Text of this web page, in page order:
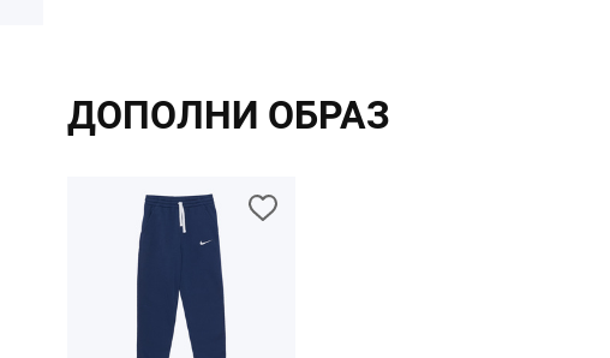
ДОПОЛНИ ОБРАЗ